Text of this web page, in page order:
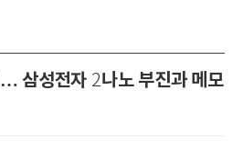
… 삼성전자 2나노 부진과 메모